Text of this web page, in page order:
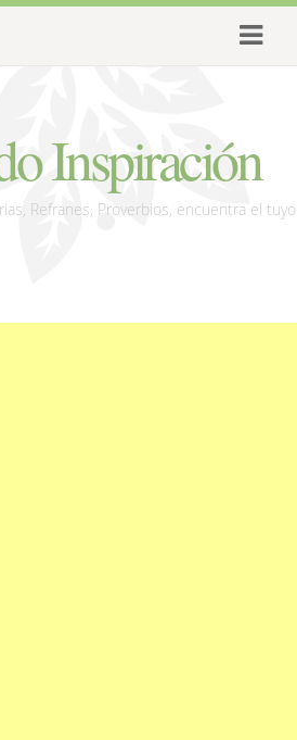
Inspiración
Refranes, Proverbios, encuentra el tuyo